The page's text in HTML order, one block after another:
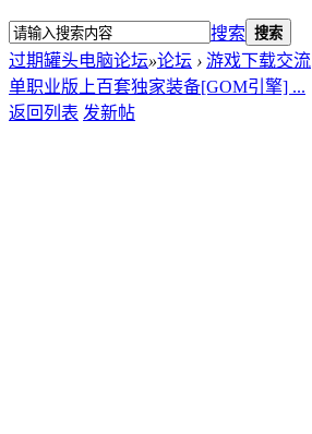
搜索 搜索
过期罐头电脑论坛»论坛 › 游戏下载交流
单职业版上百套独家装备[GOM引擎] ...
返回列表 发新帖